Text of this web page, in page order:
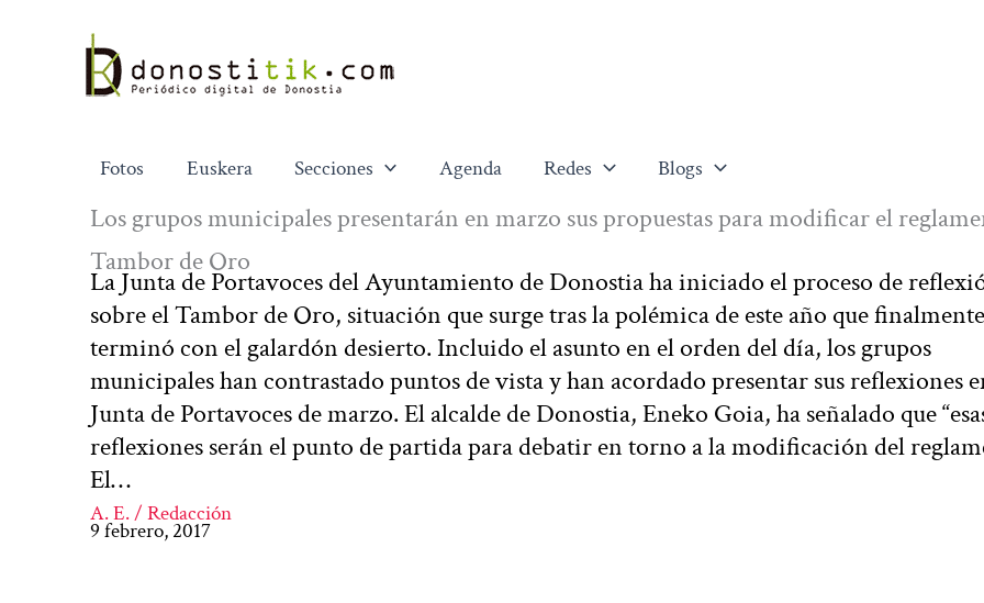
contenido
Fotos Euskera Secciones Agenda Redes Blogs
Los grupos municipales presentarán en marzo sus propuestas para modificar el
Tambor de Oro
La Junta de Portavoces del Ayuntamiento de Donostia ha iniciado el proceso de
sobre el Tambor de Oro, situación que surge tras la polémica de este año que finalmente
terminó con el galardón desierto. Incluido el asunto en el orden del día, los grupos
municipales han contrastado puntos de vista y han acordado presentar sus reflexiones
Junta de Portavoces de marzo. El alcalde de Donostia, Eneko Goia, ha señalado que
reflexiones serán el punto de partida para debatir en torno a la modificación del
El…
A. E. / Redacción
9 febrero, 2017